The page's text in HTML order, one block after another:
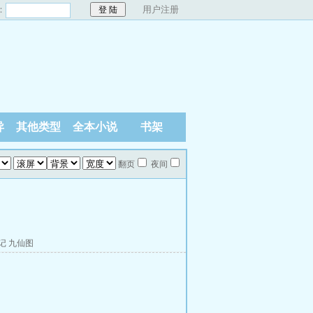
用户注册
其他类型 全本小说 书架
翻页 夜间
九仙图